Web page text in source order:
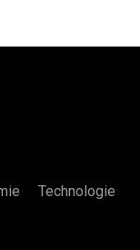
Technologie